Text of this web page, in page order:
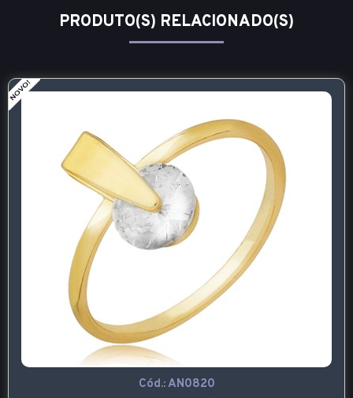
PRODUTO(S) RELACIONADO(S)
Cód.:AN0820